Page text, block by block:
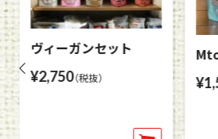
ガ
ン
セ
ッ
ト
ヴィーガンセット
通
¥2,750（税抜）
す
め
ッ
ト
通